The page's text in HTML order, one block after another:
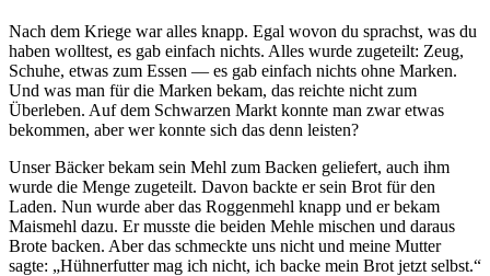
Nach dem Kriege war alles knapp. Egal wovon du sprachst, was du
haben wolltest, es gab einfach nichts. Alles wurde zugeteilt: Zeug,
Schuhe, etwas zum Essen — es gab einfach nichts ohne Marken.
Und was man für die Marken bekam, das reichte nicht zum
Überleben. Auf dem Schwarzen Markt konnte man zwar etwas
bekommen, aber wer konnte sich das denn leisten?
Unser Bäcker bekam sein Mehl zum Backen geliefert, auch ihm
wurde die Menge zugeteilt. Davon backte er sein Brot für den
Laden. Nun wurde aber das Roggenmehl knapp und er bekam
Maismehl dazu. Er musste die beiden Mehle mischen und daraus
Brote backen. Aber das schmeckte uns nicht und meine Mutter
sagte:
Hühnerfutter mag ich nicht, ich backe mein Brot jetzt selbst.